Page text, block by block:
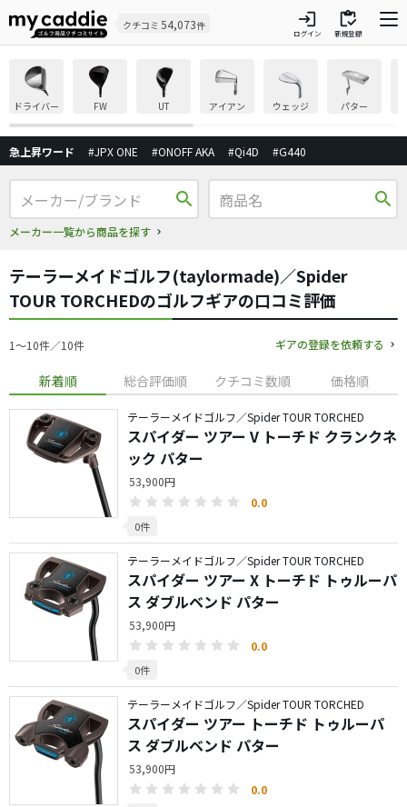
クチコミ 54,073件 login
ログイン
inventory
新規登録
ドライバー FW UT アイアン ウェッジ パター
急上昇ワード #JPX ONE #ONOFF AKA #Qi4D #G440
search
メーカー一覧から商品を探す
search
テーラーメイドゴルフ(taylormade)／Spider
TOUR TORCHEDのゴルフギアの口コミ評価
1〜10件／10件 ギアの登録を依頼する
新着順 総合評価順 クチコミ数順 価格順
テーラーメイドゴルフ／Spider TOUR TORCHED
スパイダー ツアー V トーチド クランクネ
ック パター
53,900円
0.0
0件
テーラーメイドゴルフ／Spider TOUR TORCHED
スパイダー ツアー X トーチド トゥルーパ
ス ダブルベンド パター
53,900円
0.0
0件
テーラーメイドゴルフ／Spider TOUR TORCHED
スパイダー ツアー トーチド トゥルーパ
ス ダブルベンド パター
53,900円
0.0